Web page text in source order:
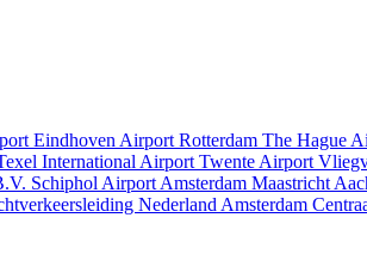
Eindhoven Airport Rotterdam The Hague
International Airport Twente Airport
Schiphol Airport Amsterdam Maastricht
Nederland Amsterdam